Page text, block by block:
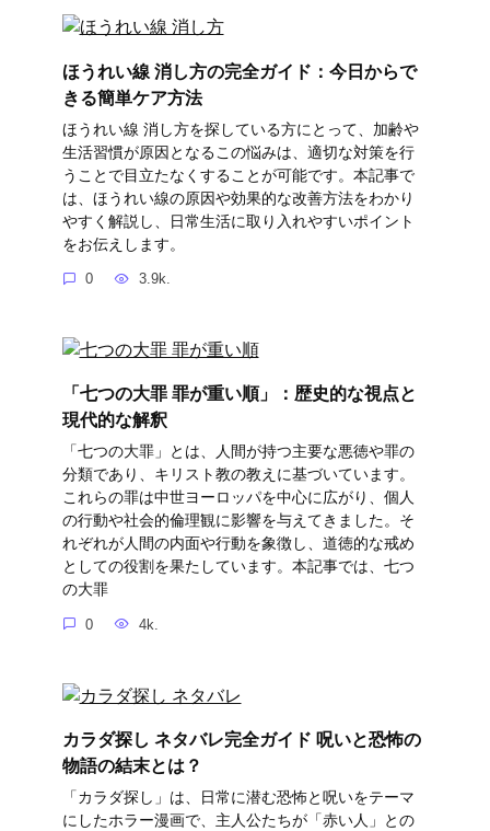
ほうれい線 消し方の完全ガイド：今日からで
きる簡単ケア方法
ほうれい線 消し方を探している方にとって、加齢や
生活習慣が原因となるこの悩みは、適切な対策を行
うことで目立たなくすることが可能です。本記事で
は、ほうれい線の原因や効果的な改善方法をわかり
やすく解説し、日常生活に取り入れやすいポイント
をお伝えします。
0 3.9k.
「七つの大罪 罪が重い順」：歴史的な視点と
現代的な解釈
「七つの大罪」とは、人間が持つ主要な悪徳や罪の
分類であり、キリスト教の教えに基づいています。
これらの罪は中世ヨーロッパを中心に広がり、個人
の行動や社会的倫理観に影響を与えてきました。そ
れぞれが人間の内面や行動を象徴し、道徳的な戒め
としての役割を果たしています。本記事では、七つ
の大罪
0 4k.
カラダ探し ネタバレ完全ガイド 呪いと恐怖の
物語の結末とは？
「カラダ探し」は、日常に潜む恐怖と呪いをテーマ
にしたホラー漫画で、主人公たちが「赤い人」との